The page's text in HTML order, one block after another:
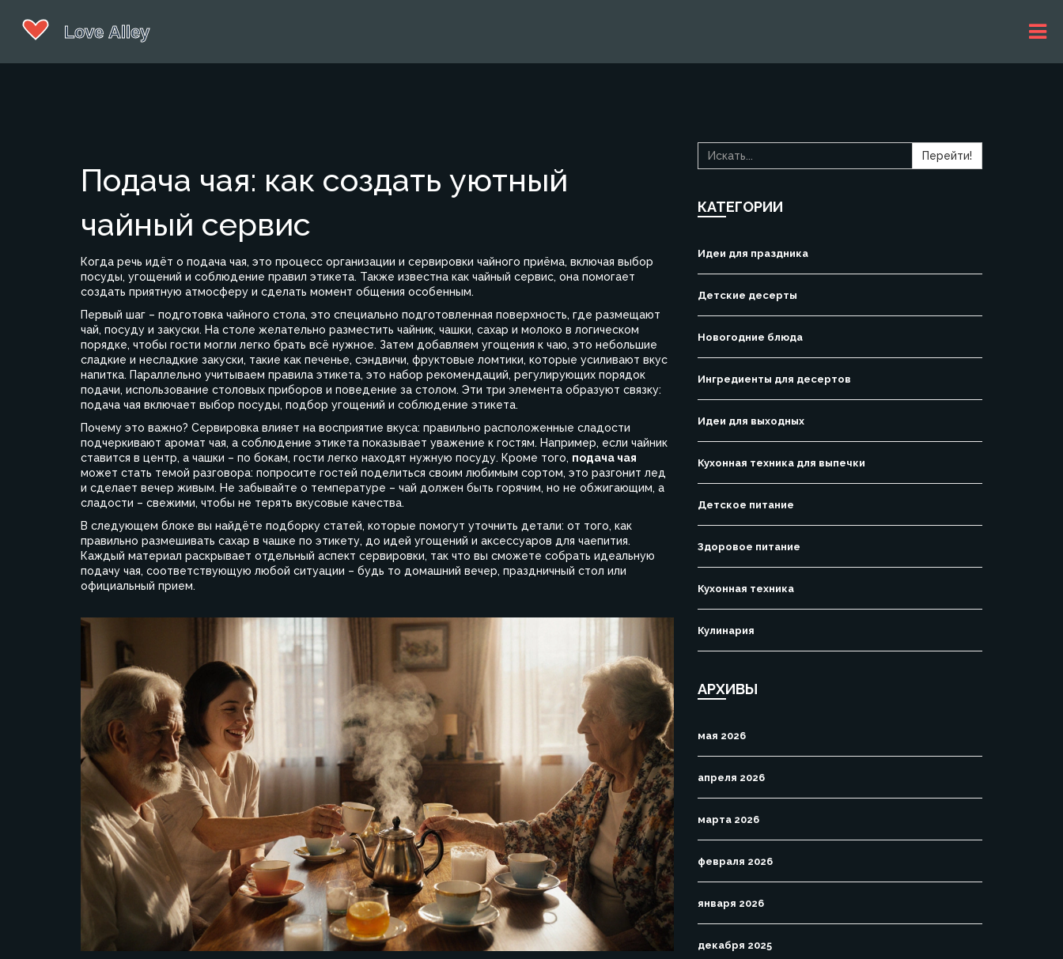
Подача чая: как создать уютный
чайный сервис
Когда речь идёт о подача чая, это процесс организации и сервировки чайного приёма, включая выбор
посуды, угощений и соблюдение правил этикета. Также известна как чайный сервис, она помогает
создать приятную атмосферу и сделать момент общения особенным.
Первый шаг – подготовка чайного стола, это специально подготовленная поверхность, где размещают
чай, посуду и закуски. На столе желательно разместить чайник, чашки, сахар и молоко в логическом
порядке, чтобы гости могли легко брать всё нужное. Затем добавляем угощения к чаю, это небольшие
сладкие и несладкие закуски, такие как печенье, сэндвичи, фруктовые ломтики, которые усиливают вкус
напитка. Параллельно учитываем правила этикета, это набор рекомендаций, регулирующих порядок
подачи, использование столовых приборов и поведение за столом. Эти три элемента образуют связку:
подача чая включает выбор посуды, подбор угощений и соблюдение этикета.
Почему это важно? Сервировка влияет на восприятие вкуса: правильно расположенные сладости
подчеркивают аромат чая, а соблюдение этикета показывает уважение к гостям. Например, если чайник
ставится в центр, а чашки – по бокам, гости легко находят нужную посуду. Кроме того, подача чая
может стать темой разговора: попросите гостей поделиться своим любимым сортом, это разгонит лед
и сделает вечер живым. Не забывайте о температуре – чай должен быть горячим, но не обжигающим, а
сладости – свежими, чтобы не терять вкусовые качества.
В следующем блоке вы найдёте подборку статей, которые помогут уточнить детали: от того, как
правильно размешивать сахар в чашке по этикету, до идей угощений и аксессуаров для чаепития.
Каждый материал раскрывает отдельный аспект сервировки, так что вы сможете собрать идеальную
подачу чая, соответствующую любой ситуации – будь то домашний вечер, праздничный стол или
официальный прием.
Перейти!
КАТЕГОРИИ
Идеи для праздника
Детские десерты
Новогодние блюда
Ингредиенты для десертов
Идеи для выходных
Кухонная техника для выпечки
Детское питание
Здоровое питание
Кухонная техника
Кулинария
АРХИВЫ
мая 2026
апреля 2026
марта 2026
февраля 2026
января 2026
декабря 2025